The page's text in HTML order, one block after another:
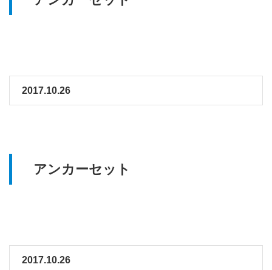
2017.10.26
アンカーセット
2017.10.26